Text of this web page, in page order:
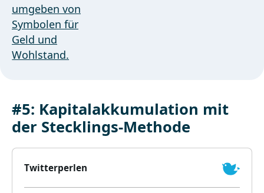
#5: Kapitalakkumulation mit
der Stecklings-Methode
Twitterperlen